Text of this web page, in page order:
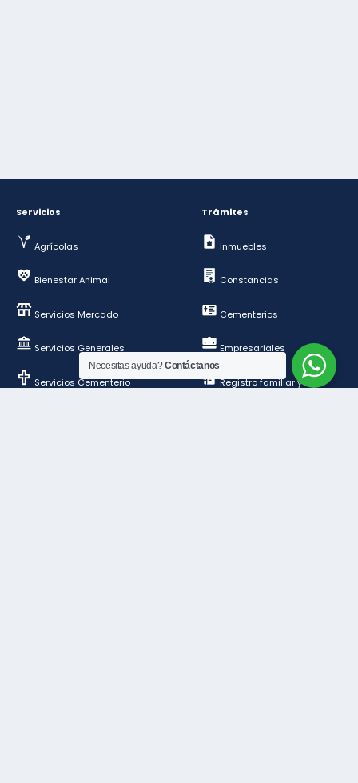
Servicios
Agrícolas
Bienestar Animal
Servicios Mercado
Servicios Generales
Servicios Cementerio
Trámites
Inmuebles
Constancias
Cementerios
Empresariales
Registro familiar y de
Necesitas ayuda?Contáctanos